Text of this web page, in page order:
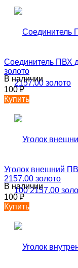
Соединитель ПВХ
золото
В наличии
100₽
Купить
Уголок внешний
2157.00 золото
В наличии
100₽
Купить